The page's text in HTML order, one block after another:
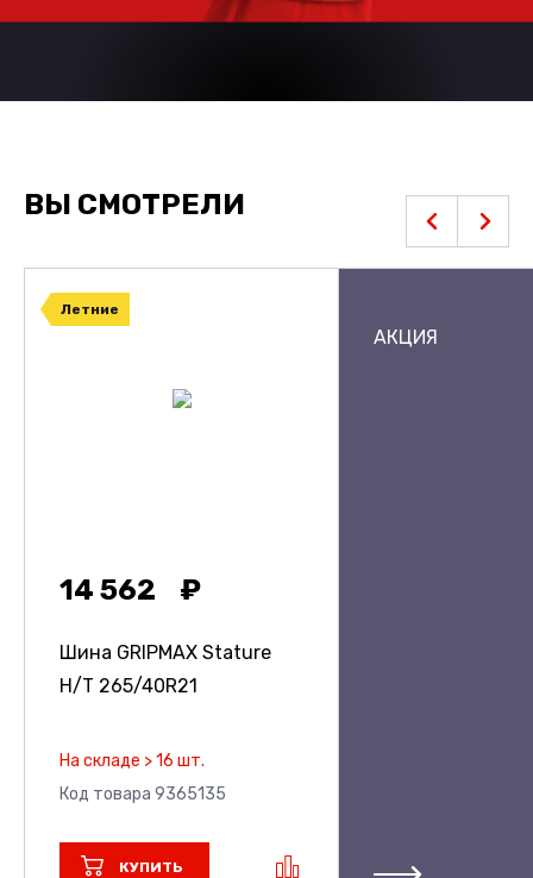
ВЫ СМОТРЕЛИ
Летние
14 562
Шина GRIPMAX Stature
H/T 265/40R21
На складе > 16 шт.
Код товара 9365135
КУПИТЬ
АКЦИЯ